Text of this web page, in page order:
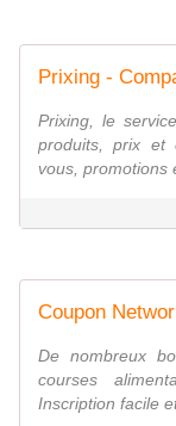
Prixing, le
produits, prix et
vous, promotions
Coupon
De nombreux
courses
Inscription facile